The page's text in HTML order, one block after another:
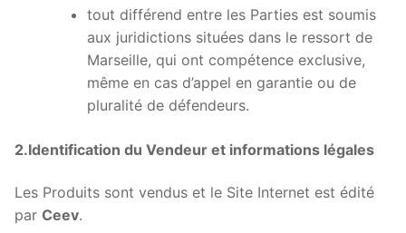
tout différend entre les Parties est soumis
aux juridictions situées dans le ressort de
Marseille, qui ont compétence exclusive,
même en cas d’appel en garantie ou de
pluralité de défendeurs.
2.Identification du Vendeur et informations légales
Les Produits sont vendus et le Site Internet est édité
par Ceev.